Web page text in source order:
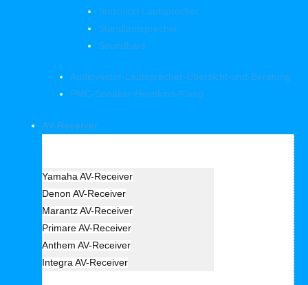
Surround Lautsprecher
Standlautsprecher
Soundbars
Audiovector-Lautsprecher-Übersicht-und-Beratung
PMC-Speaker-Heimkino-Klang
AV-Receiver
Yamaha AV-Receiver
Denon AV-Receiver
Marantz AV-Receiver
Primare AV-Receiver
Anthem AV-Receiver
Integra AV-Receiver